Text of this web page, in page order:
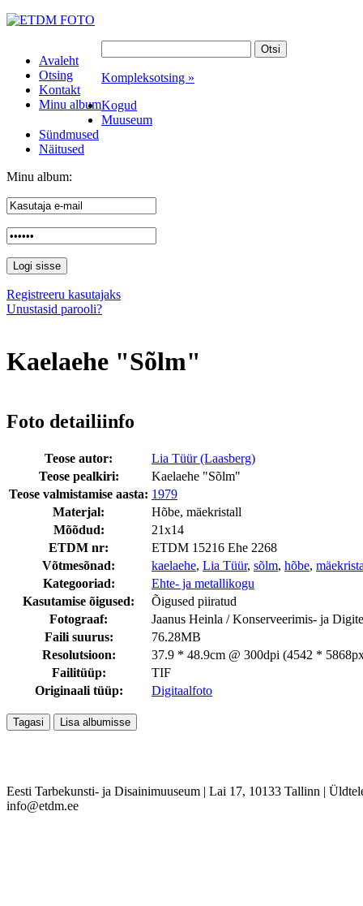
Avaleht
Otsing
Kontakt
Minu album
Kompleksotsing »
Kogud
Muuseum
Sündmused
Näitused
Minu album:
Registreeru kasutajaks
Unustasid parooli?
Kaelaehe "Sõlm"
Foto detailiinfo
Teose autor:
Lia Tüür (Laasberg)
Teose pealkiri:
Kaelaehe "Sõlm"
Teose valmistamise aasta: 1979
Materjal:
Hõbe, mäekristall
Mõõdud:
21x14
ETDM nr:
ETDM 15216 Ehe 2268
Võtmesõnad:
kaelaehe, Lia Tüür, sõlm, hõbe,
Kategooriad:
Ehte- ja metallikogu
Kasutamise õigused:
Õigused piiratud
Fotograaf:
Jaanus Heinla / Konserveerimis- ja
Faili suurus:
76.28MB
Resolutsioon:
37.9 * 48.9cm @ 300dpi (4542 *
Failitüüp:
TIF
Originaali tüüp:
Digitaalfoto
Eesti Tarbekunsti- ja Disainimuuseum | Lai 17, 10133 Tallinn |
info@etdm.ee